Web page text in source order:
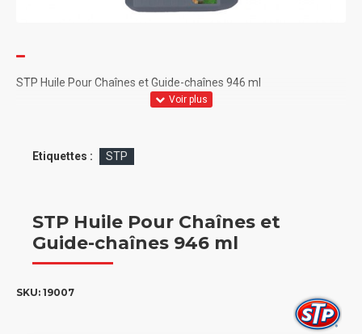
STP Huile Pour Chaînes et Guide-chaînes 946 ml
Etiquettes : STP
STP Huile Pour Chaînes et
Guide-chaînes 946 ml
SKU: 19007